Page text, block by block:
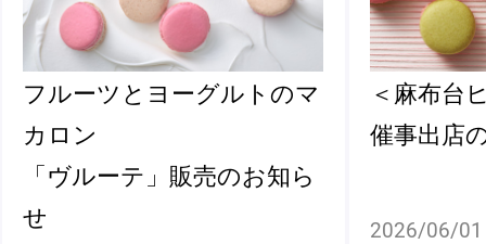
フルーツとヨーグルトのマ
カロン
「ヴルーテ」販売のお知ら
せ
＜麻布台
催事出店
2026/06/01